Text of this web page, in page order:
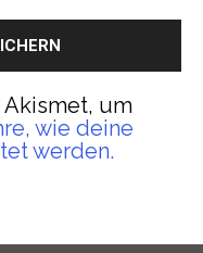
um
wie deine
werden.